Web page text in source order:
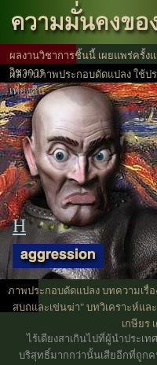
ผลงานวิชาการชิ้นนี้ เผยแพร่ครั้
วิชาการ
ผลงานภาพประกอบดัดแปลง ใช้ป
เที่ยงคืน
H
ภาพประกอบดัดแปลง บทความเรื่
สบถและเข่นฆ่า" บทวิเคราะห์แล
เกษียร
ไร้เดียงสาเกินไปที่ผู้นำประเ
บริสุทธิ์มากกว่านั้นเสียอีกที่ถูกค